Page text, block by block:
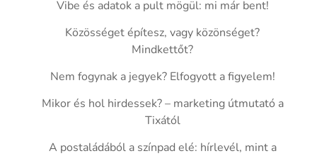
Vibe és adatok a pult mögül: mi már bent!
Közösséget építesz, vagy közönséget?
Mindkettőt?
Nem fogynak a jegyek? Elfogyott a figyelem!
Mikor és hol hirdessek? – marketing útmutató a
Tixától
A postaládából a színpad elé: hírlevél, mint a